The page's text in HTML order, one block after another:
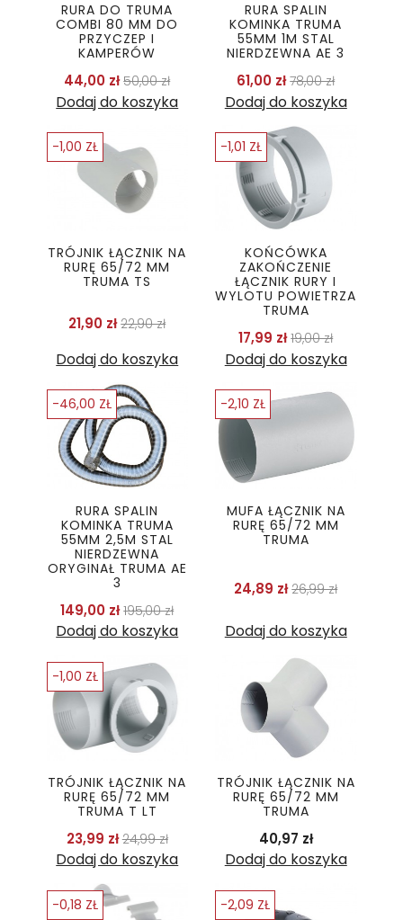
RURA DO TRUMA
COMBI 80 MM DO
PRZYCZEP I
KAMPERÓW
44,00 złCena podstawowa
50,00 złCena
Dodaj do koszyka
RURA SPALIN
KOMINKA TRUMA
55MM 1M STAL
NIERDZEWNA AE 3
61,00 złCena
78,00 złCena
Dodaj do koszyka
TRÓJNIK ŁĄCZNIK NA
RURĘ 65/72 MM
TRUMA TS
21,90 złCena podstawowa
22,90 złCena
Dodaj do koszyka
-1,00 ZŁ
KOŃCÓWKA
ZAKOŃCZENIE
ŁĄCZNIK RURY I
WYLOTU POWIETRZA
TRUMA
17,99 złCena
19,00 złCena
Dodaj do koszyka
-1,01 ZŁ
RURA SPALIN
KOMINKA TRUMA
55MM 2,5M STAL
NIERDZEWNA
ORYGINAŁ TRUMA AE
3
149,00 złCena podstawowa
195,00 złCena
Dodaj do koszyka
-46,00 ZŁ
MUFA ŁĄCZNIK NA
RURĘ 65/72 MM
TRUMA
24,89 złCena
26,99 złCena
Dodaj do koszyka
-2,10 ZŁ
TRÓJNIK ŁĄCZNIK NA
RURĘ 65/72 MM
TRUMA T LT
23,99 złCena podstawowa
24,99 złCena
Dodaj do koszyka
-1,00 ZŁ
TRÓJNIK ŁĄCZNIK NA
RURĘ 65/72 MM
TRUMA
40,97 złCena
Dodaj do koszyka
-0,18 ZŁ -2,09 ZŁ